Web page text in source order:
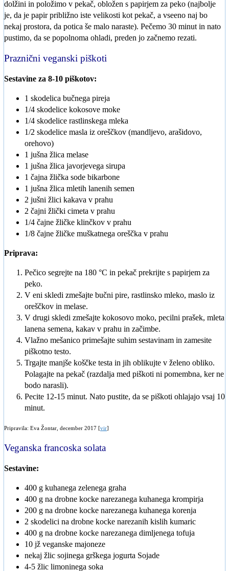
dolžini in položimo v pekač, obložen s papirjem za peko (najbolje
je, da je papir približno iste velikosti kot pekač, a vseeno naj bo
nekaj prostora, da potica še malo naraste). Pečemo 30 minut in nato
pustimo, da se popolnoma ohladi, preden jo začnemo rezati.
Praznični veganski piškoti
Sestavine za 8-10 piškotov:
1 skodelica bučnega pireja
1/4 skodelice kokosove moke
1/4 skodelice rastlinskega mleka
1/2 skodelice masla iz oreščkov (mandljevo, arašidovo,
orehovo)
1 jušna žlica melase
1 jušna žlica javorjevega sirupa
1 čajna žlička sode bikarbone
1 jušna žlica mletih lanenih semen
2 jušni žlici kakava v prahu
2 čajni žlički cimeta v prahu
1/4 čajne žličke klinčkov v prahu
1/8 čajne žličke muškatnega oreščka v prahu
Priprava:
Pečico segrejte na 180 °C in pekač prekrijte s papirjem za
peko.
V eni skledi zmešajte bučni pire, rastlinsko mleko, maslo iz
oreščkov in melase.
V drugi skledi zmešajte kokosovo moko, pecilni prašek, mleta
lanena semena, kakav v prahu in začimbe.
Vlažno mešanico primešajte suhim sestavinam in zamesite
piškotno testo.
Trgajte manjše koščke testa in jih oblikujte v želeno obliko.
Polagajte na pekač (razdalja med piškoti ni pomembna, ker ne
bodo narasli).
Pecite 12-15 minut. Nato pustite, da se piškoti ohlajajo vsaj 10
minut.
Pripravila: Eva Žontar, december 2017 [vir]
Veganska francoska solata
Sestavine:
400 g kuhanega zelenega graha
400 g na drobne kocke narezanega kuhanega krompirja
200 g na drobne kocke narezanega kuhanega korenja
2 skodelici na drobne kocke narezanih kislih kumaric
400 g na drobne kocke narezanega dimljenega tofuja
10 jž veganske majoneze
nekaj žlic sojinega grškega jogurta Sojade
4-5 žlic limoninega soka